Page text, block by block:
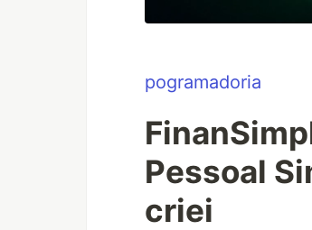
pogramadoria
Pessoal
criei